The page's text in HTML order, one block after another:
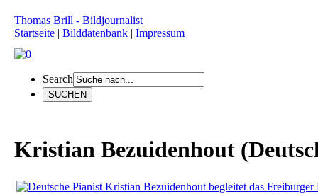
Thomas Brill - Bildjournalist
Startseite | Bilddatenbank | Impressum
Search
Kristian Bezuidenhout